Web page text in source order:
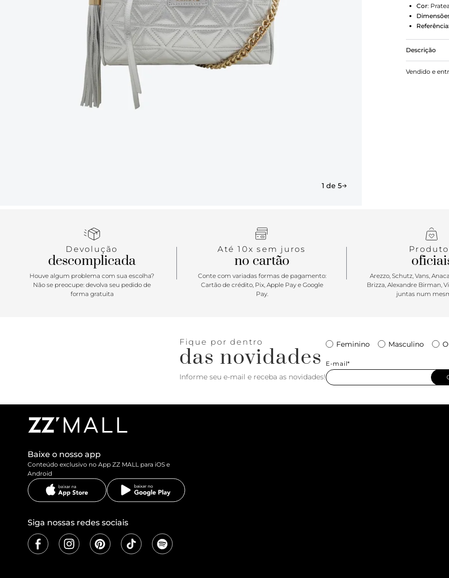
1 de 5
Cor:
Referência:
Descrição
Adicione
essa bolsa
Vendido e
Devolução
descomplicada
Houve algum problema com sua escolha?
Não se preocupe: devolva seu pedido de
forma gratuita
Até 10x sem juros
no cartão
Conte com variadas formas de pagamento:
Cartão de crédito, Pix, Apple Pay e Google
Pay.
Arezzo, Schutz, Vans,
Brizza, Alexandre Birman,
juntas num
Fique por dentro
das novidades
Informe seu e-mail e receba as novidades!
Feminino Masculino
E-mail*
Baixe o nosso app
Conteúdo exclusivo no App ZZ MALL para iOS e
Android
Siga nossas redes sociais